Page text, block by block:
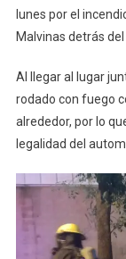
lunes por el
Malvinas detrás
Al llegar al lugar
rodado con fuego
alrededor, por lo
legalidad del